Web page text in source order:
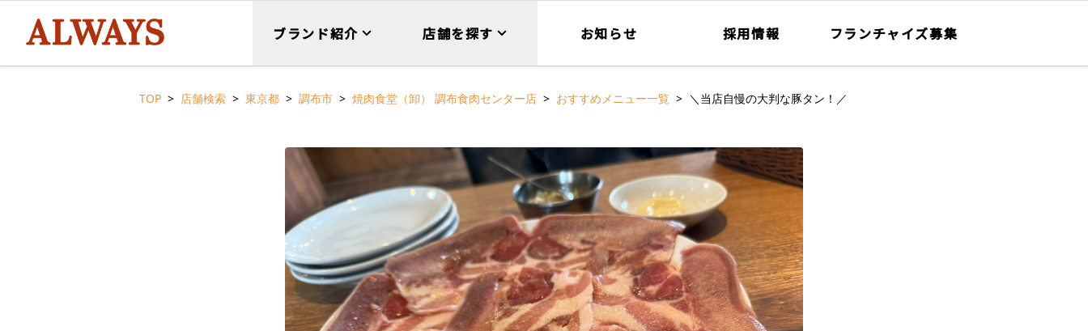
ブランド紹介 店舗を探す お知らせ 採用情報 フランチャイズ募集
TOP 店舗検索 東京都 調布市 焼肉食堂（卸） 調布食肉センター店 おすすめメニュー一覧 ＼当店自慢の大判な豚タン！／